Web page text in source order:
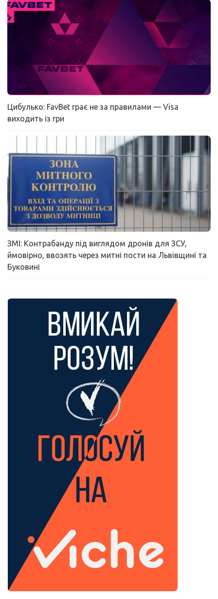
Цибулько: FavBet грає не за правилами — Visa
виходить із гри
ЗМІ: Контрабанду під виглядом дронів для ЗСУ,
ймовірно, ввозять через митні пости на Львівщині та
Буковині